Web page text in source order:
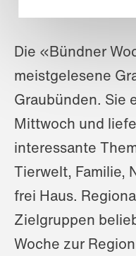
Die «Bündner
meistgelesene
Graubünden. Sie
Mittwoch und
interessante
Tierwelt, Familie,
frei Haus.
Zielgruppen
Woche zur